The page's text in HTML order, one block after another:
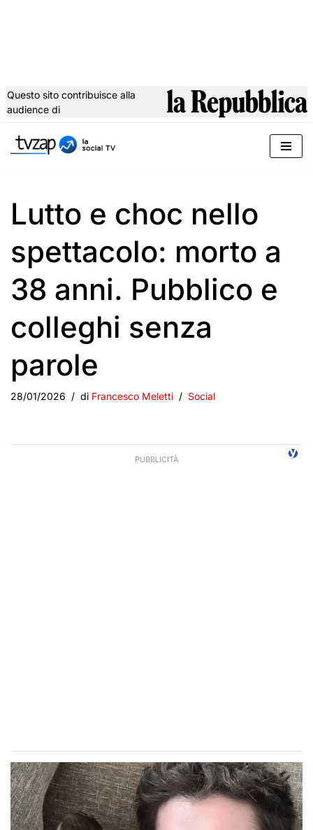
al
Questo sito contribuisce alla
audience di
Lutto e choc nello
spettacolo: morto a
38 anni. Pubblico e
colleghi senza
parole
28/01/2026 di Francesco Meletti Social